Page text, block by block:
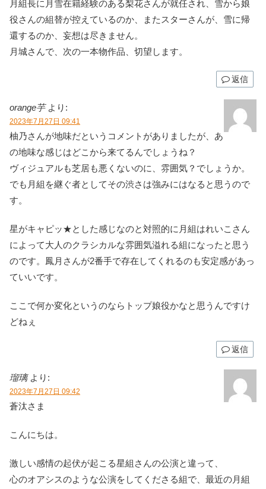
月組長に月雪在籍経験のある梨花さんが就任され、雪から娘
役さんの組替が控えているのか、またスターさんが、雪に帰
還するのか、妄想は尽きません。
月城さんで、次の一本物作品、切望します。
返信
orange芋 より:
2023年7月27日 09:41
柚乃さんが地味だというコメントがありましたが、あ
の地味な感じはどこから来てるんでしょうね？
ヴィジュアルも芝居も悪くないのに、雰囲気？でしょうか。
でも月組を継ぐ者としてその渋さは強みにはなると思うので
す。
星がキャピッ★とした感じなのと対照的に月組はれいこさん
によって大人のクラシカルな雰囲気溢れる組になったと思う
のです。鳳月さんが2番手で存在してくれるのも安定感があっ
ていいです。
ここで何か変化というのならトップ娘役かなと思うんですけ
どねぇ
返信
瑠璃 より:
2023年7月27日 09:42
蒼汰さま
こんにちは。
激しい感情の起伏が起こる星組さんの公演と違って、
心のオアシスのような公演をしてくださる組で、最近の月組